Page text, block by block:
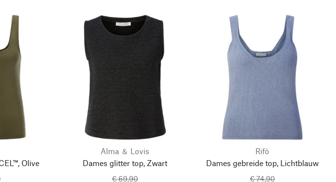
Olive
Alma ＆ Lovis
Dames glitter top, Zwart
€ 69,90
Rifò
Dames gebreide top, Lichtblauw
€ 74,90